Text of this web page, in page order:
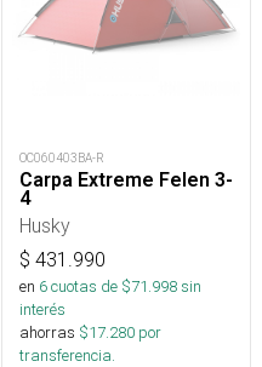
OC060403BA-R
Carpa Extreme Felen 3-
4
Husky
$ 431.990
en 6cuotas de $71.998sin
interés
ahorras $17.280 por
transferencia.